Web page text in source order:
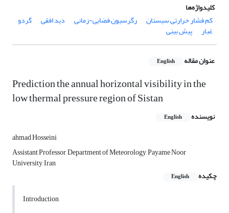
کلیدواژه‌ها
کم فشار حرارتی سیستان
رگرسیون فضایی-زمانی دید افقی گردو
غبار پیش بینی
عنوان مقاله English
Prediction the annual horizontal visibility in the
low thermal pressure region of Sistan
نویسنده English
ahmad Hosseini
Assistant Professor, Department of Meteorology, Payame Noor
University, Iran
چکیده
English
Introduction